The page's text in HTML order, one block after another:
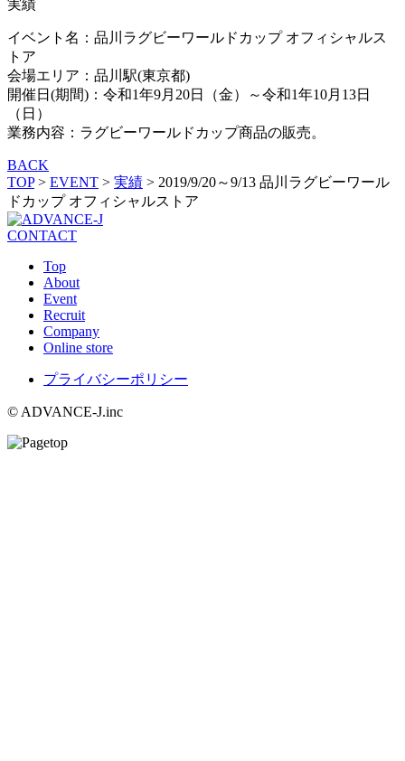
実績
イベント名：品川ラグビーワールドカップ オフィシャルス
トア
会場エリア：品川駅(東京都)
開催日(期間)：令和1年9月20日（金）～令和1年10月13日
（日）
業務内容：ラグビーワールドカップ商品の販売。
BACK
TOP> EVENT > 実績 > 2019/9/20～9/13 品川ラグビーワール
ドカップ オフィシャルストア
CONTACT
Top
About
Event
Recruit
Company
Online store
プライバシーポリシー
© ADVANCE-J.inc